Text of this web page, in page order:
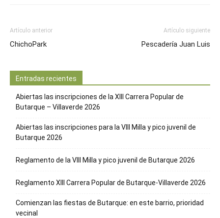
Artículo anterior
ChichoPark
Artículo siguiente
Pescadería Juan Luis
Entradas recientes
Abiertas las inscripciones de la XIII Carrera Popular de
Butarque – Villaverde 2026
Abiertas las inscripciones para la VIII Milla y pico juvenil de
Butarque 2026
Reglamento de la VIII Milla y pico juvenil de Butarque 2026
Reglamento XIII Carrera Popular de Butarque-Villaverde 2026
Comienzan las fiestas de Butarque: en este barrio, prioridad
vecinal